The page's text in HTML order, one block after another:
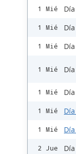
1 Mié
1 Mié
1 Mié
1 Mié
1 Mié
1 Mié
1 Mié
2 Jue